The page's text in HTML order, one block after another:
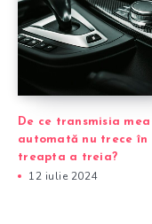
De ce transmisia mea
automată nu trece în
treapta a treia?
12 iulie 2024